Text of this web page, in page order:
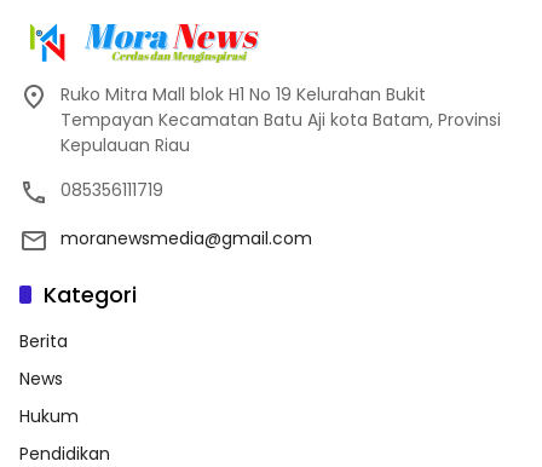
Ruko Mitra Mall blok H1 No 19 Kelurahan Bukit
Tempayan Kecamatan Batu Aji kota Batam, Provinsi
Kepulauan Riau
085356111719
moranewsmedia@gmail.com
Kategori
Berita
News
Hukum
Pendidikan